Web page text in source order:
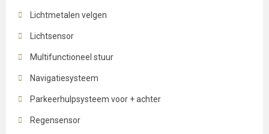
Lichtmetalen velgen
Lichtsensor
Multifunctioneel stuur
Navigatiesysteem
Parkeerhulpsysteem voor + achter
Regensensor